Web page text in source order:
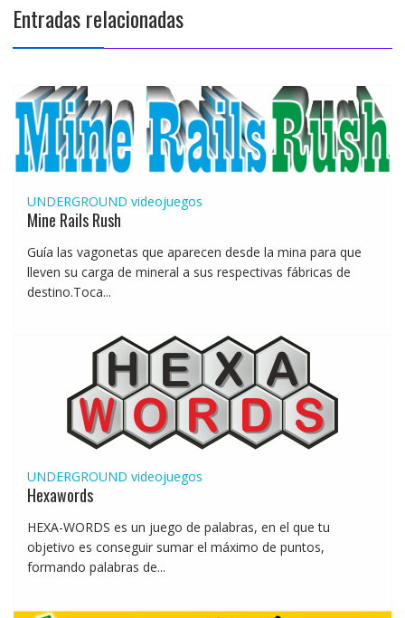
Entradas relacionadas
UNDERGROUND videojuegos
Mine Rails Rush
Guía las vagonetas que aparecen desde la mina para que
lleven su carga de mineral a sus respectivas fábricas de
destino.Toca...
UNDERGROUND videojuegos
Hexawords
HEXA-WORDS es un juego de palabras, en el que tu
objetivo es conseguir sumar el máximo de puntos,
formando palabras de...